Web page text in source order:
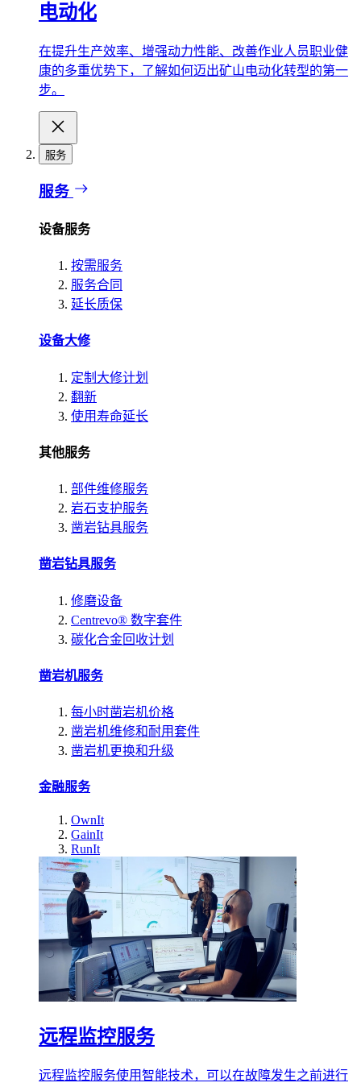
电动化
在提升生产效率、增强动力性能、改善作业人员职业健
康的多重优势下，了解如何迈出矿山电动化转型的第一
步。
服务
服务
设备服务
按需服务
服务合同
延长质保
设备大修
定制大修计划
翻新
使用寿命延长
其他服务
部件维修服务
岩石支护服务
凿岩钻具服务
凿岩钻具服务
修磨设备
Centrevo® 数字套件
碳化合金回收计划
凿岩机服务
每小时凿岩机价格
凿岩机维修和耐用套件
凿岩机更换和升级
金融服务
OwnIt
GainIt
RunIt
远程监控服务
远程监控服务使用智能技术，可以在故障发生之前进行